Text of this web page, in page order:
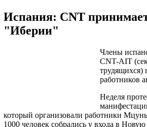
Испания: CNT принимает
"Иберии"
Члены
CNT-AIT
трудящихся)
работников
Неделя
который организовали работники
1000 человек собрались у входа в